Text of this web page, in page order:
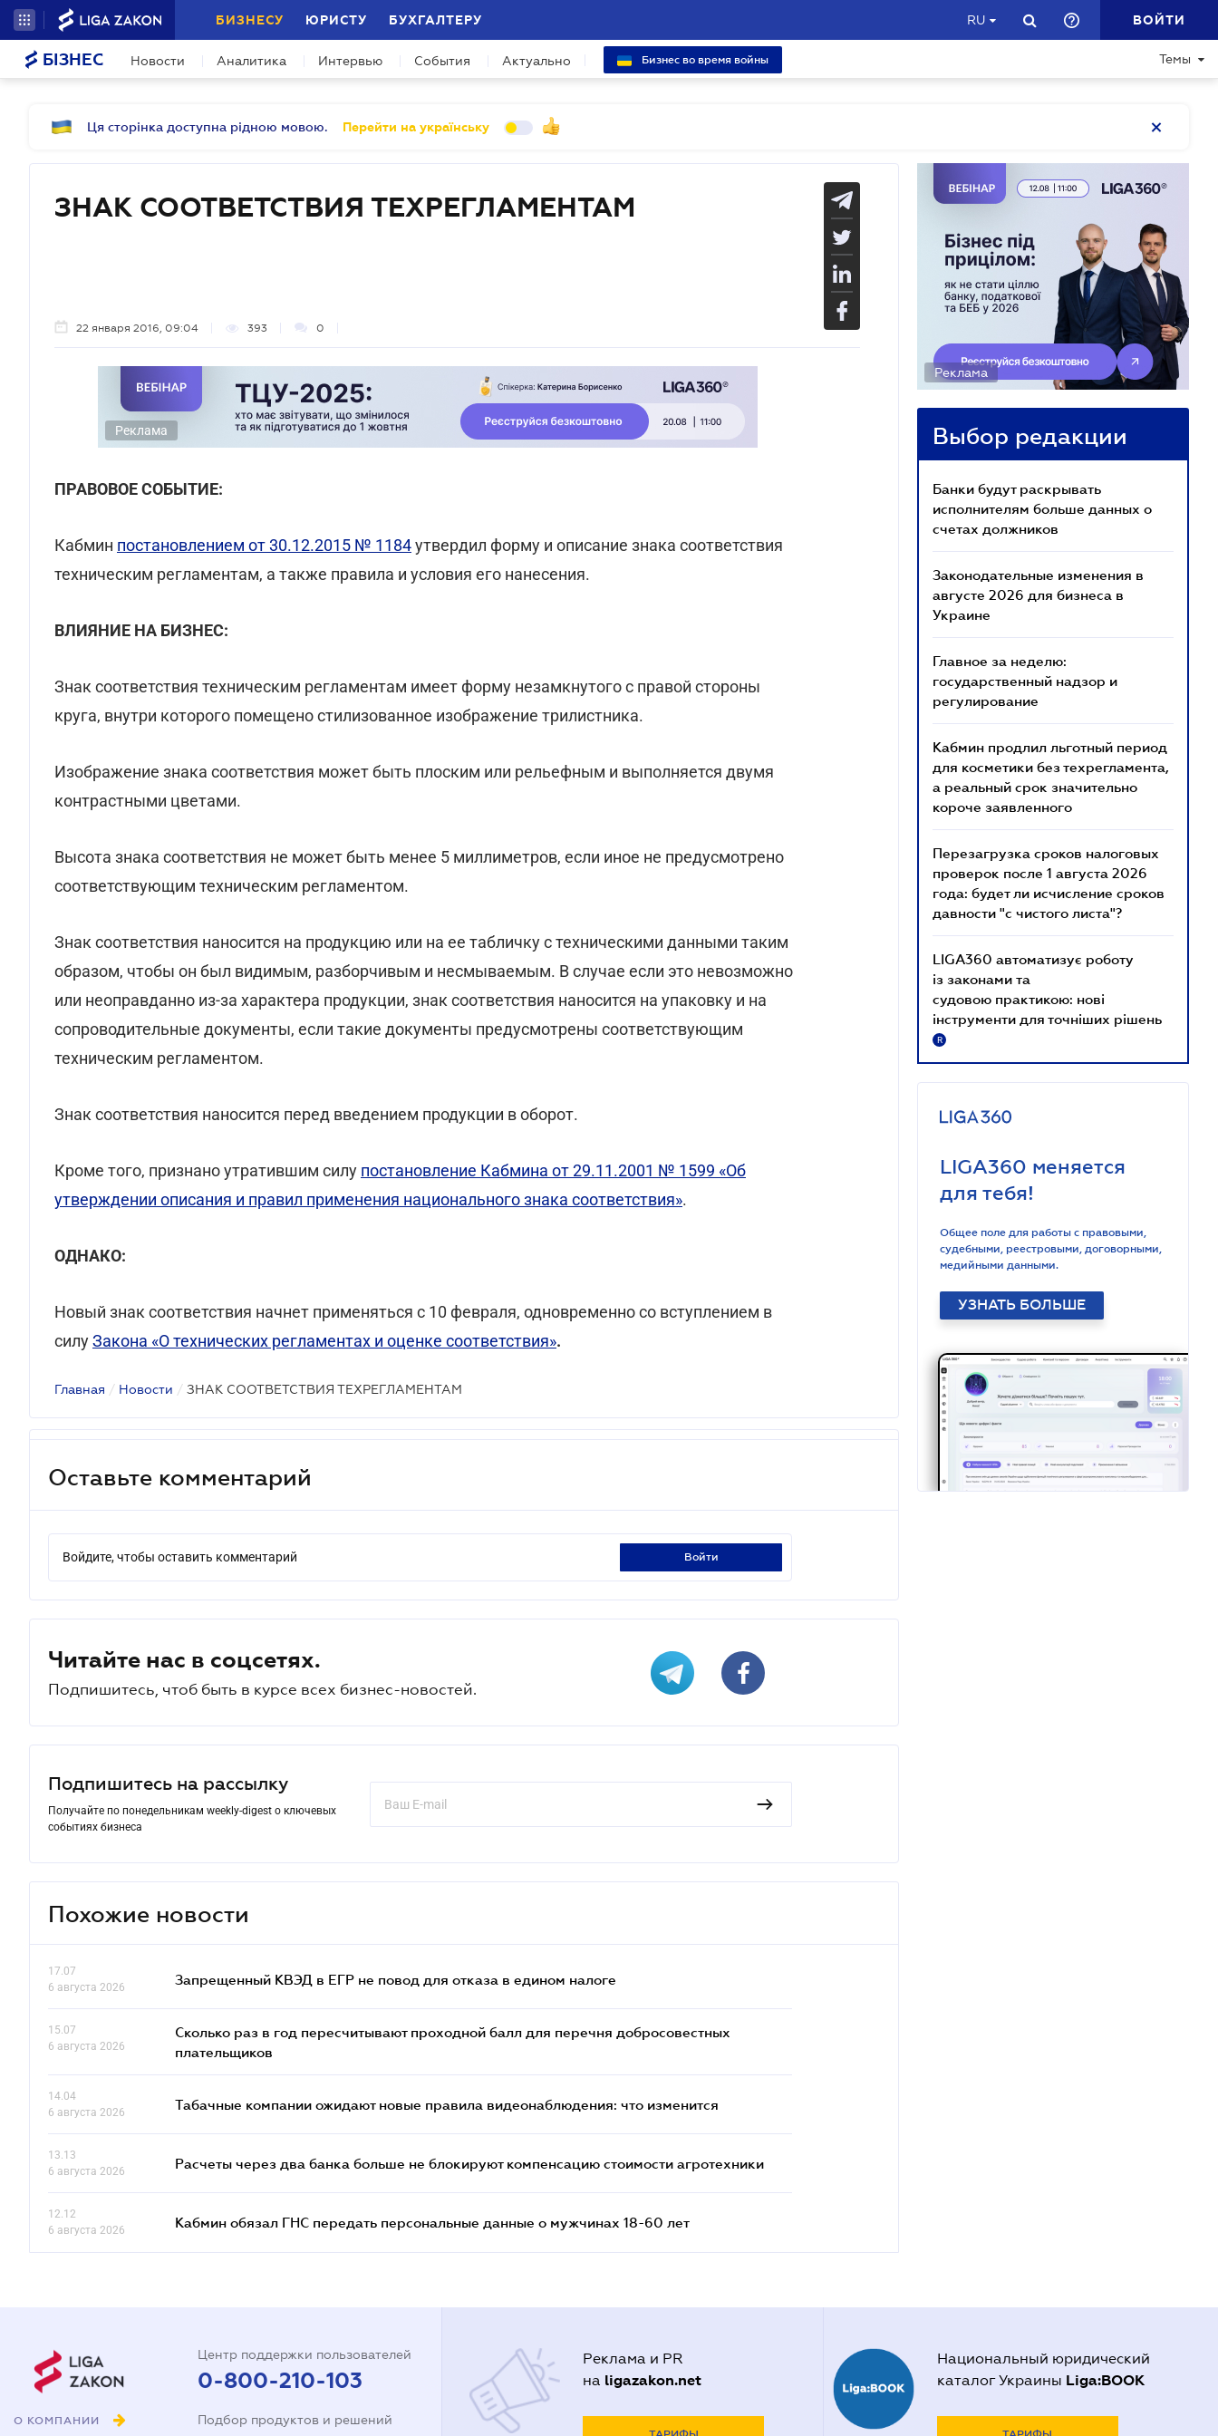
БИЗНЕСУ ЮРИСТУ БУХГАЛТЕРУ RU ВОЙТИ
БІЗНЕС Новости Аналитика Интервью События Актуально Бизнес во время войны Темы
Ця сторінка доступна рідною мовою. Перейти на українську
ЗНАК СООТВЕТСТВИЯ ТЕХРЕГЛАМЕНТАМ
22 января 2016, 09:04 393 0
Реклама
ПРАВОВОЕ СОБЫТИЕ:
Кабмин постановлением от 30.12.2015 № 1184утвердил форму и описание знака соответствия
техническим регламентам, а также правила и условия его нанесения.
ВЛИЯНИЕ НА БИЗНЕС:
Знак соответствия техническим регламентам имеет форму незамкнутого с правой стороны
круга, внутри которого помещено стилизованное изображение трилистника.
Изображение знака соответствия может быть плоским или рельефным и выполняется двумя
контрастными цветами.
Высота знака соответствия не может быть менее 5 миллиметров, если иное не предусмотрено
соответствующим техническим регламентом.
Знак соответствия наносится на продукцию или на ее табличку с техническими данными таким
образом, чтобы он был видимым, разборчивым и несмываемым. В случае если это невозможно
или неоправданно из-за характера продукции, знак соответствия наносится на упаковку и на
сопроводительные документы, если такие документы предусмотрены соответствующим
техническим регламентом.
Знак соответствия наносится перед введением продукции в оборот.
Кроме того, признано утратившим силу постановление Кабмина от 29.11.2001 № 1599 «Об
утверждении описания и правил применения национального знака соответствия».
ОДНАКО:
Новый знак соответствия начнет применяться с 10 февраля, одновременно со вступлением в
силуЗакона «О технических регламентах и оценке соответствия».
Главная / Новости / ЗНАК СООТВЕТСТВИЯ ТЕХРЕГЛАМЕНТАМ
Оставьте комментарий
Войдите, чтобы оставить комментарий войти
Читайте нас в соцсетях.
Подпишитесь, чтоб быть в курсе всех бизнес-новостей.
Подпишитесь на рассылку
Получайте по понедельникам weekly-digest о ключевых
событиях бизнеса
Похожие новости
17.07
6 августа 2026
Запрещенный КВЭД в ЕГР не повод для отказа в едином налоге
15.07
6 августа 2026
Сколько раз в год пересчитывают проходной балл для перечня добросовестных
плательщиков
14.04
6 августа 2026
Табачные компании ожидают новые правила видеонаблюдения: что изменится
13.13
6 августа 2026
Расчеты через два банка больше не блокируют компенсацию стоимости агротехники
12.12
6 августа 2026
Кабмин обязал ГНС передать персональные данные о мужчинах 18-60 лет
Реклама
Выбор редакции
Банки будут раскрывать
исполнителям больше данных о
счетах должников
Законодательные изменения в
августе 2026 для бизнеса в
Украине
Главное за неделю:
государственный надзор и
регулирование
Кабмин продлил льготный период
для косметики без техрегламента,
а реальный срок значительно
короче заявленного
Перезагрузка сроков налоговых
проверок после 1 августа 2026
года: будет ли исчисление сроков
давности "с чистого листа"?
LIGA360 автоматизує роботу
із законами та
судовою практикою: нові
інструменти для точніших рішень
R
LIGA360 меняется
для тебя!
Общее поле для работы с правовыми,
судебными, реестровыми, договорными,
медийными данными.
УЗНАТЬ БОЛЬШЕ
О КОМПАНИИ
Центр поддержки пользователей
0-800-210-103
Подбор продуктов и решений
Реклама и PR
на ligazakon.net
Национальный юридический
каталог Украины Liga:BOOK